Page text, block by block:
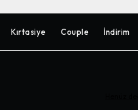
Kırtasiye Couple İndirim